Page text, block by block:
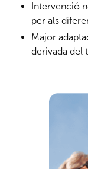
Intervenció
per als
Major
derivada del